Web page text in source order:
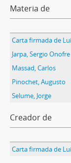
Materia de
Carta firmada de
Jarpa, Sergio Onofre
Massad, Carlos
Pinochet, Augusto
Selume, Jorge
Creador de
Carta firmada de